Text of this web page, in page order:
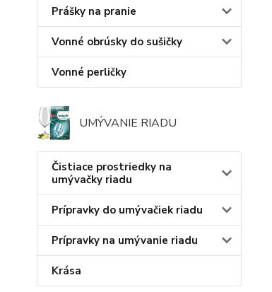
Prášky na pranie
Vonné obrúsky do sušičky
Vonné perličky
UMÝVANIE RIADU
Čistiace prostriedky na
umývačky riadu
Prípravky do umývačiek riadu
Prípravky na umývanie riadu
Krása